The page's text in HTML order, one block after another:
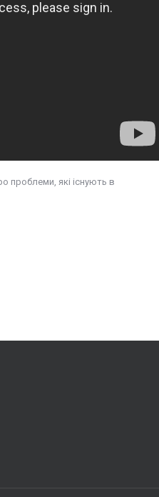
проблеми, які існують в